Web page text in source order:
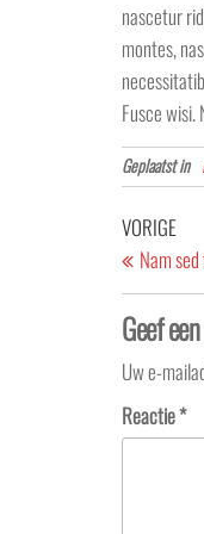
nascetur
montes,
Fusce
Geplaatst in
Vorig
bericht
VORIGE
Nam
Geef
Uw e-
Reactie*